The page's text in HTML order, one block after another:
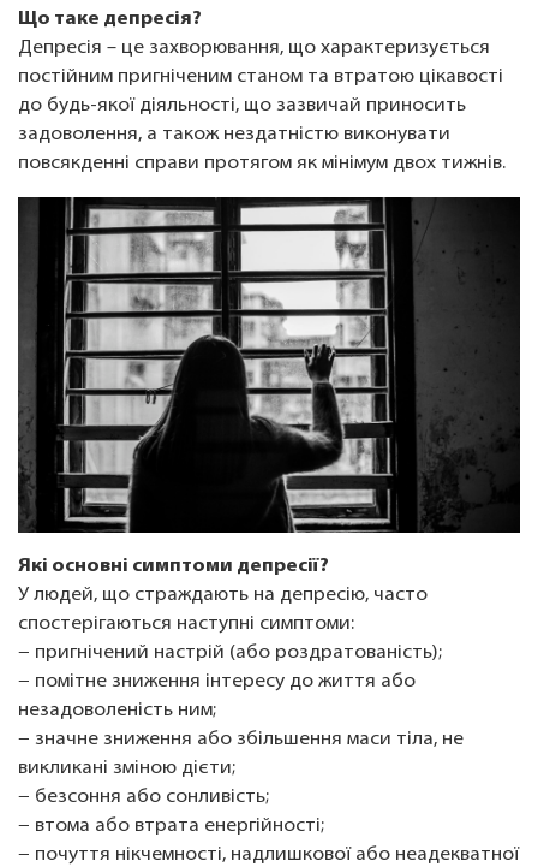
Що таке депресія?
Депресія – це захворювання, що характеризується
постійним пригніченим станом та втратою цікавості
до будь-якої діяльності, що зазвичай приносить
задоволення, а також нездатністю виконувати
повсякденні справи протягом як мінімум двох тижнів.
Які основні симптоми депресії?
У людей, що страждають на депресію, часто
спостерігаються наступні симптоми:
− пригнічений настрій (або роздратованість);
− помітне зниження інтересу до життя або
незадоволеність ним;
− значне зниження або збільшення маси тіла, не
викликані зміною дієти;
− безсоння або сонливість;
− втома або втрата енергійності;
− почуття нікчемності, надлишкової або неадекватної